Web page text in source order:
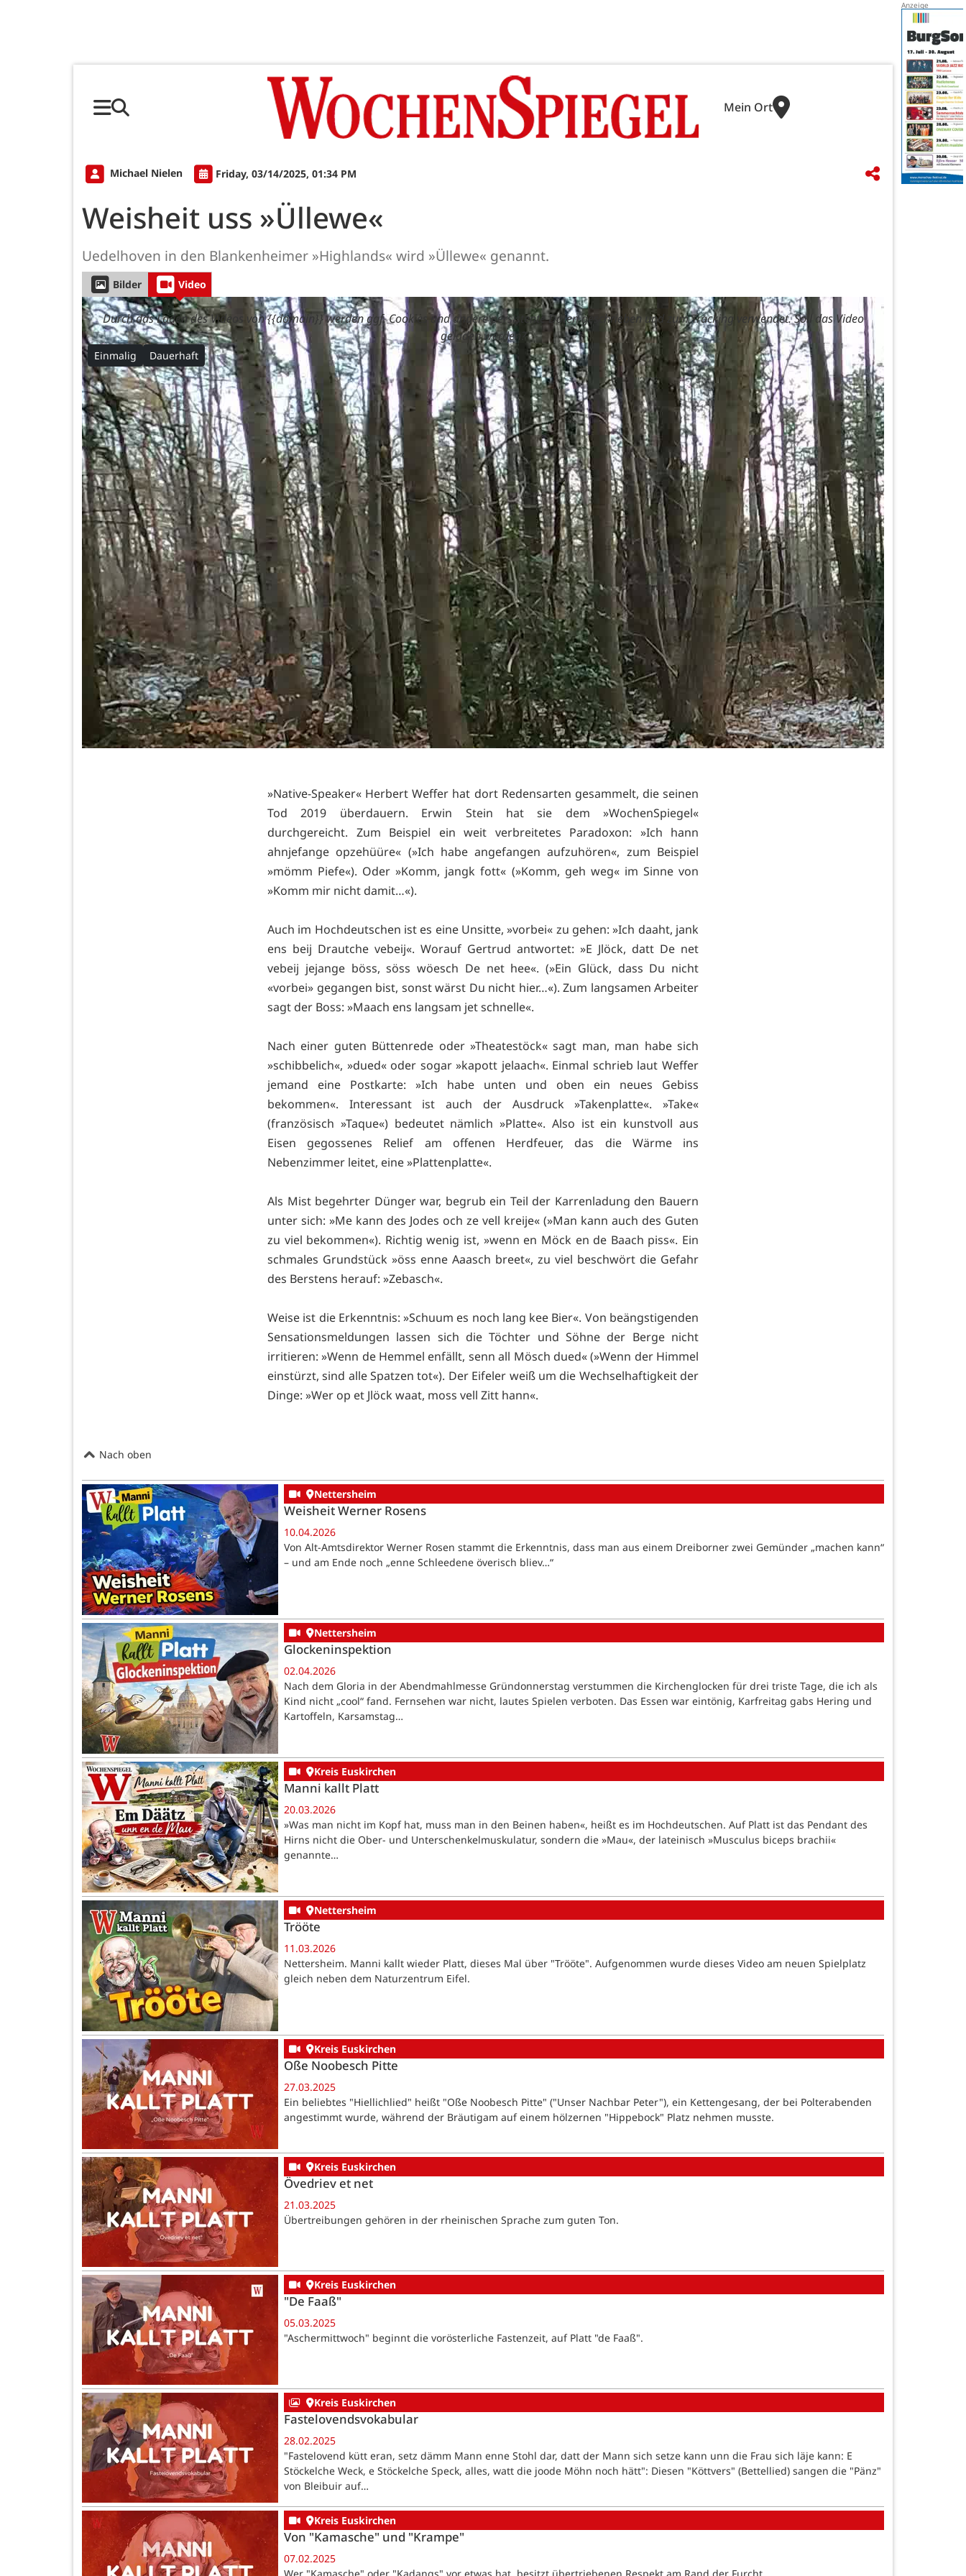
Mein Ort
Michael Nielen Friday, 03/14/2025, 01:34 PM
Weisheit uss »Üllewe«
Uedelhoven in den Blankenheimer »Highlands« wird »Üllewe« genannt.
Bilder Video
Durch das Laden des Videos von {{domain}} werden ggf. Cookies und andere persistente Daten geschrieben und zum Tracking verwendet. Soll das Video
geladen werden?
Einmalig Dauerhaft
»Native-Speaker« Herbert Weffer hat dort Redensarten gesammelt, die seinen
Tod 2019 überdauern. Erwin Stein hat sie dem »WochenSpiegel«
durchgereicht. Zum Beispiel ein weit verbreitetes Paradoxon: »Ich hann
ahnjefange opzehüüre« (»Ich habe angefangen aufzuhören«, zum Beispiel
»mömm Piefe«). Oder »Komm, jangk fott« (»Komm, geh weg« im Sinne von
»Komm mir nicht damit…«).
Auch im Hochdeutschen ist es eine Unsitte, »vorbei« zu gehen: »Ich daaht, jank
ens beij Drautche vebeij«. Worauf Gertrud antwortet: »E Jlöck, datt De net
vebeij jejange böss, söss wöesch De net hee«. (»Ein Glück, dass Du nicht
«vorbei» gegangen bist, sonst wärst Du nicht hier…«). Zum langsamen Arbeiter
sagt der Boss: »Maach ens langsam jet schnelle«.
Nach einer guten Büttenrede oder »Theatestöck« sagt man, man habe sich
»schibbelich«, »dued« oder sogar »kapott jelaach«. Einmal schrieb laut Weffer
jemand eine Postkarte: »Ich habe unten und oben ein neues Gebiss
bekommen«. Interessant ist auch der Ausdruck »Takenplatte«. »Take«
(französisch »Taque«) bedeutet nämlich »Platte«. Also ist ein kunstvoll aus
Eisen gegossenes Relief am offenen Herdfeuer, das die Wärme ins
Nebenzimmer leitet, eine »Plattenplatte«.
Als Mist begehrter Dünger war, begrub ein Teil der Karrenladung den Bauern
unter sich: »Me kann des Jodes och ze vell kreije« (»Man kann auch des Guten
zu viel bekommen«). Richtig wenig ist, »wenn en Möck en de Baach piss«. Ein
schmales Grundstück »öss enne Aaasch breet«, zu viel beschwört die Gefahr
des Berstens herauf: »Zebasch«.
Weise ist die Erkenntnis: »Schuum es noch lang kee Bier«. Von beängstigenden
Sensationsmeldungen lassen sich die Töchter und Söhne der Berge nicht
irritieren: »Wenn de Hemmel enfällt, senn all Mösch dued« (»Wenn der Himmel
einstürzt, sind alle Spatzen tot«). Der Eifeler weiß um die Wechselhaftigkeit der
Dinge: »Wer op et Jlöck waat, moss vell Zitt hann«.
Nach oben
Nettersheim
Weisheit Werner Rosens
10.04.2026
Von Alt-Amtsdirektor Werner Rosen stammt die Erkenntnis, dass man aus einem Dreiborner zwei Gemünder „machen kann“
– und am Ende noch „enne Schleedene överisch bliev…“
Nettersheim
Glockeninspektion
02.04.2026
Nach dem Gloria in der Abendmahlmesse Gründonnerstag verstummen die Kirchenglocken für drei triste Tage, die ich als
Kind nicht „cool“ fand. Fernsehen war nicht, lautes Spielen verboten. Das Essen war eintönig, Karfreitag gabs Hering und
Kartoffeln, Karsamstag…
Kreis Euskirchen
Manni kallt Platt
20.03.2026
»Was man nicht im Kopf hat, muss man in den Beinen haben«, heißt es im Hochdeutschen. Auf Platt ist das Pendant des
Hirns nicht die Ober- und Unterschenkelmuskulatur, sondern die »Mau«, der lateinisch »Musculus biceps brachii«
genannte…
Nettersheim
Trööte
11.03.2026
Nettersheim. Manni kallt wieder Platt, dieses Mal über "Trööte". Aufgenommen wurde dieses Video am neuen Spielplatz
gleich neben dem Naturzentrum Eifel.
Kreis Euskirchen
Oße Noobesch Pitte
27.03.2025
Ein beliebtes "Hiellichlied" heißt "Oße Noobesch Pitte" ("Unser Nachbar Peter"), ein Kettengesang, der bei Polterabenden
angestimmt wurde, während der Bräutigam auf einem hölzernen "Hippebock" Platz nehmen musste.
Kreis Euskirchen
Övedriev et net
21.03.2025
Übertreibungen gehören in der rheinischen Sprache zum guten Ton.
Kreis Euskirchen
"De Faaß"
05.03.2025
"Aschermittwoch" beginnt die vorösterliche Fastenzeit, auf Platt "de Faaß".
Kreis Euskirchen
Fastelovendsvokabular
28.02.2025
"Fastelovend kütt eran, setz dämm Mann enne Stohl dar, datt der Mann sich setze kann unn die Frau sich läje kann: E
Stöckelche Weck, e Stöckelche Speck, alles, watt die joode Möhn noch hätt": Diesen "Köttvers" (Bettellied) sangen die "Pänz"
von Bleibuir auf…
Kreis Euskirchen
Von "Kamasche" und "Krampe"
07.02.2025